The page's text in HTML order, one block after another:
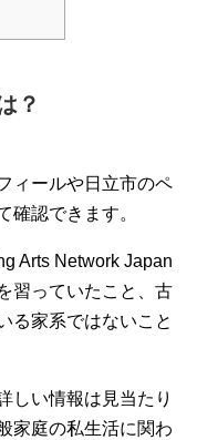
？
ィールや日立市のペ
確認できます。
Arts Network Japan
習っていたこと、古
る家系ではないこと
しい情報は見当たり
家庭の私生活に関わ